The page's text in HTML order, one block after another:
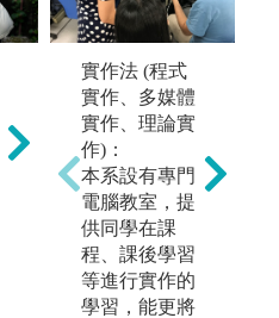
【理論分析
法】
學生從本系課
程之「吉祥圖
案」、「民俗
學」、「建築
繪圖」、「棟
架結構」、
「修護理
論」、「建築
實作法 (程式
實作、多媒體
實作、理論實
作)：
本系設有專門
電腦教室，提
供同學在課
程、課後學習
等進行實作的
學習，能更將